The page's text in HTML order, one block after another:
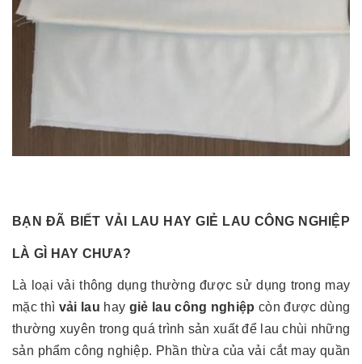
BẠN ĐÃ BIẾT VẢI LAU HAY GIẺ LAU CÔNG NGHIỆP
LÀ GÌ HAY CHƯA?
Là loại vải thông dụng thường được sử dụng trong may
mặc thì vải lau hay giẻ lau công nghiệp còn được dùng
thường xuyên trong quá trình sản xuất để lau chùi những
sản phẩm công nghiệp. Phần thừa của vải cắt may quần